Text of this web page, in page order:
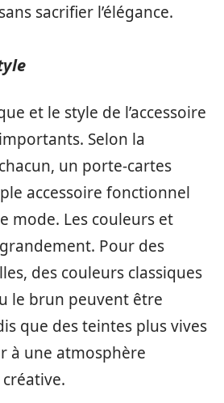
sacrifier l’élégance.
et le style de l’accessoire
Selon la
un porte-cartes
accessoire fonctionnel
mode. Les couleurs et
Pour des
des couleurs classiques
le brun peuvent être
que des teintes plus vives
à une atmosphère